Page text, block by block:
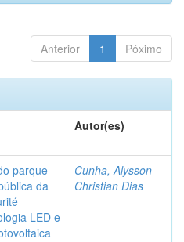
Anterior 1 Póximo
Autor(es)
parque
da
LED e
Cunha, Alysson
Christian Dias